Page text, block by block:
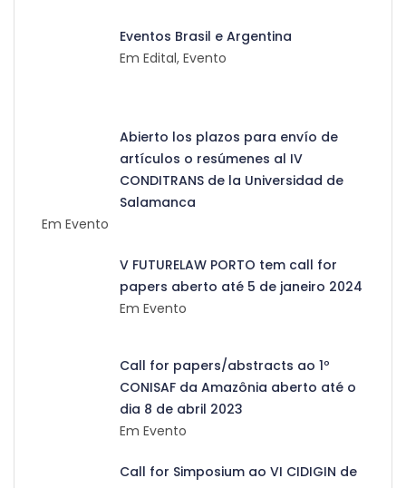
Eventos Brasil e Argentina
Em Edital, Evento
Abierto los plazos para envío de
artículos o resúmenes al IV
CONDITRANS de la Universidad de
Salamanca
Em Evento
V FUTURELAW PORTO tem call for
papers aberto até 5 de janeiro 2024
Em Evento
Call for papers/abstracts ao 1º
CONISAF da Amazônia aberto até o
dia 8 de abril 2023
Em Evento
Call for Simposium ao VI CIDIGIN de